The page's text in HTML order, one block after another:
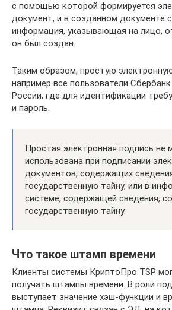
с помощью которой формируется
документ, и в созданном документе
информация, указывающая на лицо,
он был создан.
Таким образом, простую
например все пользователи
России, где для идентификации
и пароль.
Простая электронная подпись не
использована при подписании
документов, содержащих
государственную тайну, или в
системе, содержащей сведения,
государственную тайну.
Что такое штамп времени
Клиенты системы КриптоПро TSP
получать штампы времени. В роли
выступает значение хэш-функции и